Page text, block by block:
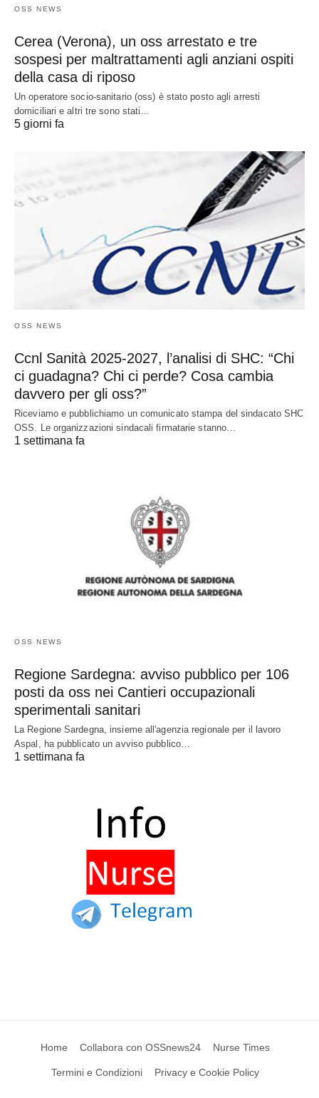
OSS NEWS
Cerea (Verona), un oss arrestato e tre
sospesi per maltrattamenti agli anziani ospiti
della casa di riposo
Un operatore socio-sanitario (oss) è stato posto agli arresti
domiciliari e altri tre sono stati…
5 giorni fa
OSS NEWS
Ccnl Sanità 2025-2027, l’analisi di SHC: “Chi
ci guadagna? Chi ci perde? Cosa cambia
davvero per gli oss?”
Riceviamo e pubblichiamo un comunicato stampa del sindacato SHC
OSS. Le organizzazioni sindacali firmatarie stanno…
1 settimana fa
OSS NEWS
Regione Sardegna: avviso pubblico per 106
posti da oss nei Cantieri occupazionali
sperimentali sanitari
La Regione Sardegna, insieme all'agenzia regionale per il lavoro
Aspal, ha pubblicato un avviso pubblico…
1 settimana fa
Home Collabora con OSSnews24 Nurse Times
Termini e Condizioni Privacy e Cookie Policy